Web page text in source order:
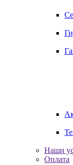
Наши
Оплата